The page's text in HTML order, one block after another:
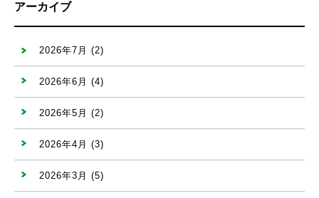
アーカイブ
2026年7月 (2)
2026年6月 (4)
2026年5月 (2)
2026年4月 (3)
2026年3月 (5)